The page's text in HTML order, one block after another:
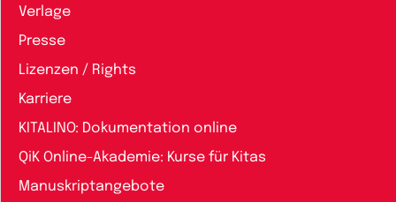
Verlage
Presse
Lizenzen / Rights
Karriere
KITALINO: Dokumentation online
QiK Online-Akademie: Kurse für Kitas
Manuskriptangebote